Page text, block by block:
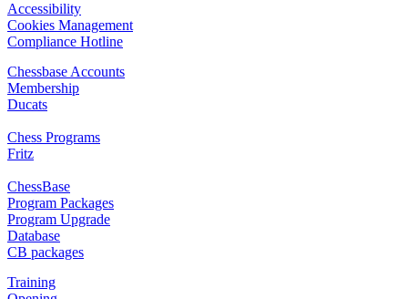
Accessibility
Cookies Management
Compliance Hotline
Chessbase Accounts
Membership
Ducats
Chess Programs
Fritz
ChessBase
Program Packages
Program Upgrade
Database
CB packages
Training